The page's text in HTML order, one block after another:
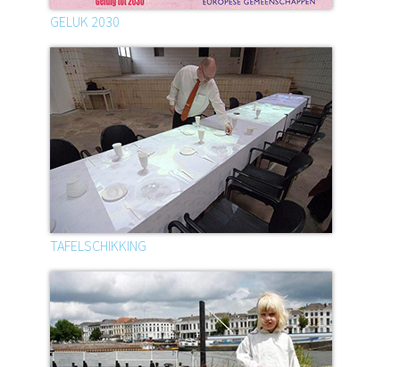
GELUK 2030
TAFELSCHIKKING